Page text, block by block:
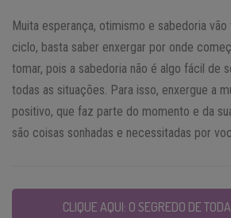
Muita esperança, otimismo e sabedoria
ciclo, basta saber enxergar por onde
tomar, pois a sabedoria não é algo fácil de
todas as situações. Para isso, enxergue a
positivo, que faz parte do momento e da
são coisas sonhadas e necessitadas por
CLIQUE AQUI: O SEGREDO DE